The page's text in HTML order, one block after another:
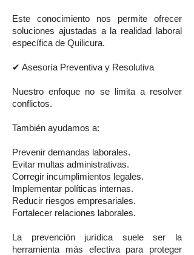
Este conocimiento nos permite ofrecer
soluciones ajustadas a la realidad laboral
específica de Quilicura.
✔ Asesoría Preventiva y Resolutiva
Nuestro enfoque no se limita a resolver
conflictos.
También ayudamos a:
Prevenir demandas laborales.
Evitar multas administrativas.
Corregir incumplimientos legales.
Implementar políticas internas.
Reducir riesgos empresariales.
Fortalecer relaciones laborales.
La prevención jurídica suele ser la
herramienta más efectiva para proteger